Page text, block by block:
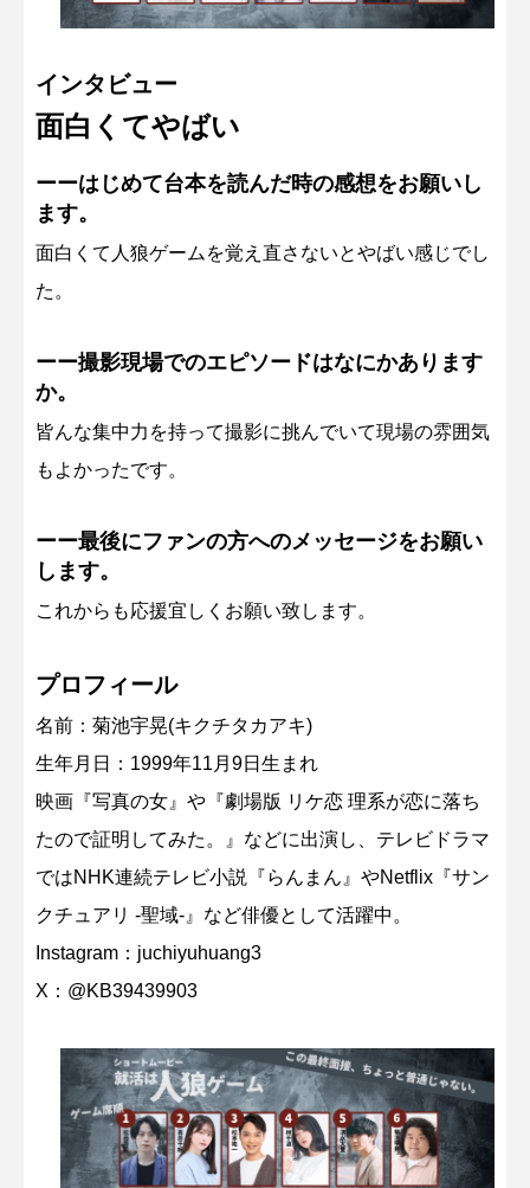
インタビュー
面白くてやばい
ーーはじめて台本を読んだ時の感想をお願いし
ます。
面白くて人狼ゲームを覚え直さないとやばい感じでし
た。
ーー撮影現場でのエピソードはなにかあります
か。
皆んな集中力を持って撮影に挑んでいて現場の雰囲気
もよかったです。
ーー最後にファンの方へのメッセージをお願い
します。
これからも応援宜しくお願い致します。
プロフィール
名前：菊池宇晃(キクチタカアキ)
生年月日：1999年11月9日生まれ
映画『写真の女』や『劇場版 リケ恋 理系が恋に落ち
たので証明してみた。』などに出演し、テレビドラマ
ではNHK連続テレビ小説『らんまん』やNetflix『サン
クチュアリ -聖域-』など俳優として活躍中。
Instagram： juchiyuhuang3
X： @KB39439903